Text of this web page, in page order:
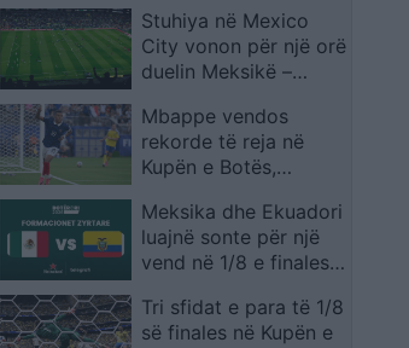
Stuhiya në Mexico
City vonon për një orë
duelin Meksikë –
Mbappe vendos
rekorde të reja në
Kupën e Botës,
emra legjendarë
Meksika dhe Ekuadori
luajnë sonte për një
vend në 1/8 e finales,
formacionet zyrtare
Tri sfidat e para të 1/8
së finales në Kupën e